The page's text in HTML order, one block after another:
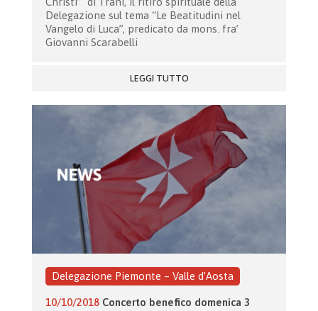
Delegazione sul tema “Le Beatitudini nel
Vangelo di Luca”, predicato da mons. fra’
Giovanni Scarabelli
LEGGI TUTTO
Delegazione Piemonte – Valle d’Aosta
10/10/2018 Concerto benefico domenica 3